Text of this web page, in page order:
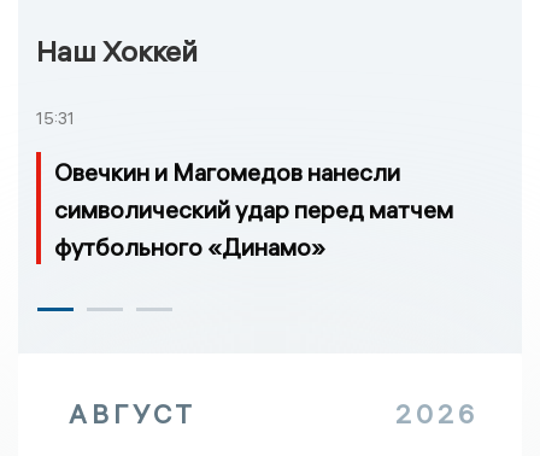
Наш Хоккей
15:31
Овечкин и Магомедов нанесли
символический удар перед матчем
футбольного «Динамо»
АВГУСТ 2026